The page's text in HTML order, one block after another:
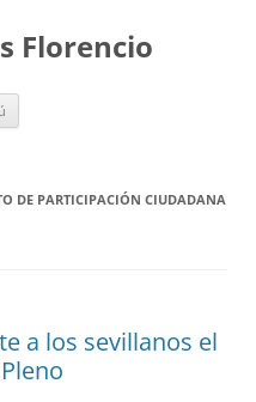
Florencio
DE PARTICIPACIÓN CIUDADANA
a los sevillanos el